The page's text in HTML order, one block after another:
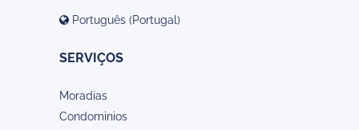
Português (Portugal)
SERVIÇOS
Moradias
Condominios